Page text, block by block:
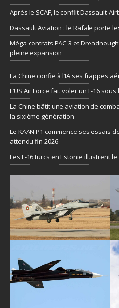
Après le SCAF, le conflit Dassault-
Dassault Aviation : le Rafale porte
Méga-contrats PAC-3 et
pleine expansion
La Chine confie à l’IA ses frappes
L’US Air Force fait voler un F-16
La Chine bâtit une aviation de
la sixième génération
Le KAAN P1 commence ses essais
attendu fin 2026
Les F-16 turcs en Estonie illustrent